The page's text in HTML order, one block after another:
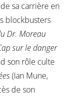
sa carrière en
blockbusters
Dr. Moreau
sur le danger
son rôle culte
(Ian Mune,
de son